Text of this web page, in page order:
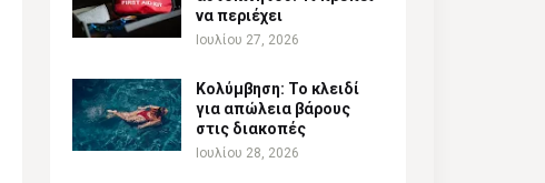
να περιέχει
Ιουλίου 27, 2026
Κολύμβηση: Το κλειδί
για απώλεια βάρους
στις διακοπές
Ιουλίου 28, 2026